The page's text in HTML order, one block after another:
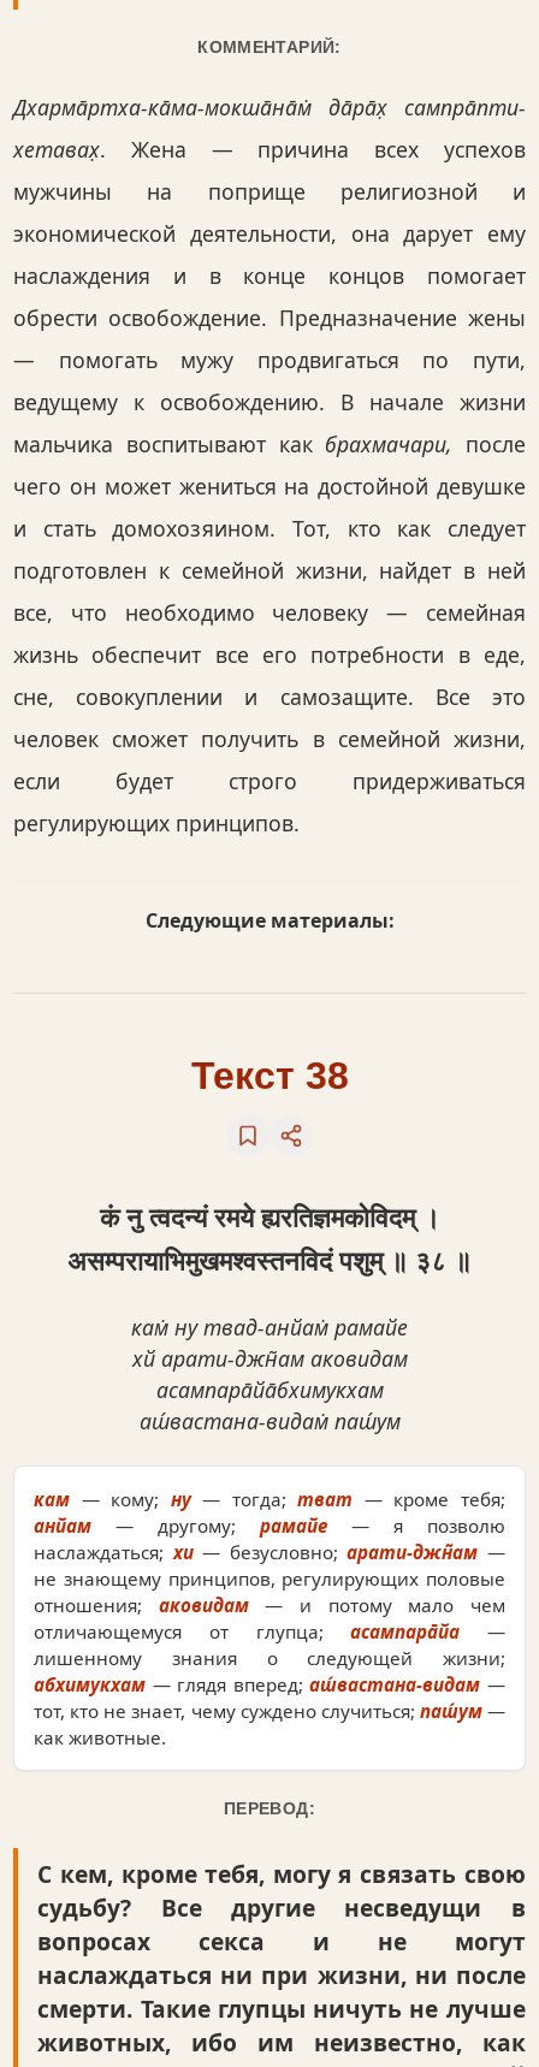
КОММЕНТАРИЙ:
Дхарма̄ртха-ка̄ма-мокша̄на̄м̇ да̄ра̄х̣ сампра̄пти-
хетавах̣. Жена — причина всех успехов
мужчины на поприще религиозной и
экономической деятельности, она дарует ему
наслаждения и в конце концов помогает
обрести освобождение. Предназначение жены
— помогать мужу продвигаться по пути,
ведущему к освобождению. В начале жизни
мальчика воспитывают как брахмачари, после
чего он может жениться на достойной девушке
и стать домохозяином. Тот, кто как следует
подготовлен к семейной жизни, найдет в ней
все, что необходимо человеку — семейная
жизнь обеспечит все его потребности в еде,
сне, совокуплении и самозащите. Все это
человек сможет получить в семейной жизни,
если будет строго придерживаться
регулирующих принципов.
Следующие материалы:
Текст 38
कं नु त्वदन्यं रमये ह्यरतिज्ञमकोविदम् ।
असम्परायाभिमुखमश्वस्तनविदं पशुम् ॥ ३८ ॥
кам̇ ну твад-анйам̇ рамайе
хй арати-джн̃ам аковидам
асампара̄йа̄бхимукхам
аш́вастана-видам̇ паш́ум
кам — кому; ну— тогда;тват — кроме тебя;
анйам — другому; рамайе — я позволю
наслаждаться;хи— безусловно;арати-джн̃ам —
не знающему принципов, регулирующих половые
отношения; аковидам— и потому мало чем
отличающемуся от глупца;асампара̄йа —
лишенному знания о следующей жизни;
абхимукхам — глядя вперед;аш́вастана-видам —
тот, кто не знает, чему суждено случиться; паш́ум—
как животные.
ПЕРЕВОД:
С кем, кроме тебя, могу я связать свою
судьбу? Все другие несведущи в
вопросах секса и не могут
наслаждаться ни при жизни, ни после
смерти. Такие глупцы ничуть не лучше
животных, ибо им неизвестно, как